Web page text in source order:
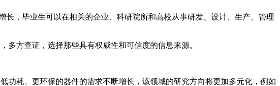
，毕业生可以在相关的企业、科研院所和高校从事研发、设计、生产、管理
方查证，选择那些具有权威性和可信度的信息来源。
功耗、更环保的器件的需求不断增长，该领域的研究方向将更加多元化，例如